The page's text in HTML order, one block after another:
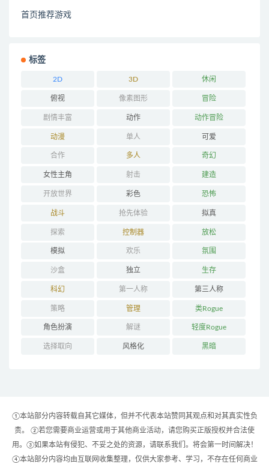
首页推荐游戏
标签
2D 3D 休闲
俯视 像素图形 冒险
剧情丰富 动作 动作冒险
动漫 单人 可爱
合作 多人 奇幻
女性主角 射击 建造
开放世界 彩色 恐怖
战斗 抢先体验 拟真
探索 控制器 放松
模拟 欢乐 氛围
沙盒 独立 生存
科幻 第一人称 第三人称
策略 管理 类Rogue
角色扮演 解谜 轻度Rogue
选择取向 风格化 黑暗
①本站部分内容转载自其它媒体，但并不代表本站赞同其观点和对其真实性负
责。 ②若您需要商业运营或用于其他商业活动，请您购买正版授权并合法使
用。③如果本站有侵犯、不妥之处的资源，请联系我们。将会第一时间解决！
④本站部分内容均由互联网收集整理，仅供大家参考、学习，不存在任何商业